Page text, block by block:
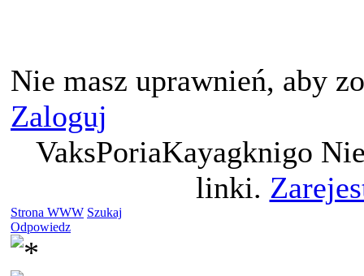
Nie masz uprawnień, aby
Zaloguj
VaksPoriaKayagknigo
linki.
Strona WWW Szukaj
Odpowiedz